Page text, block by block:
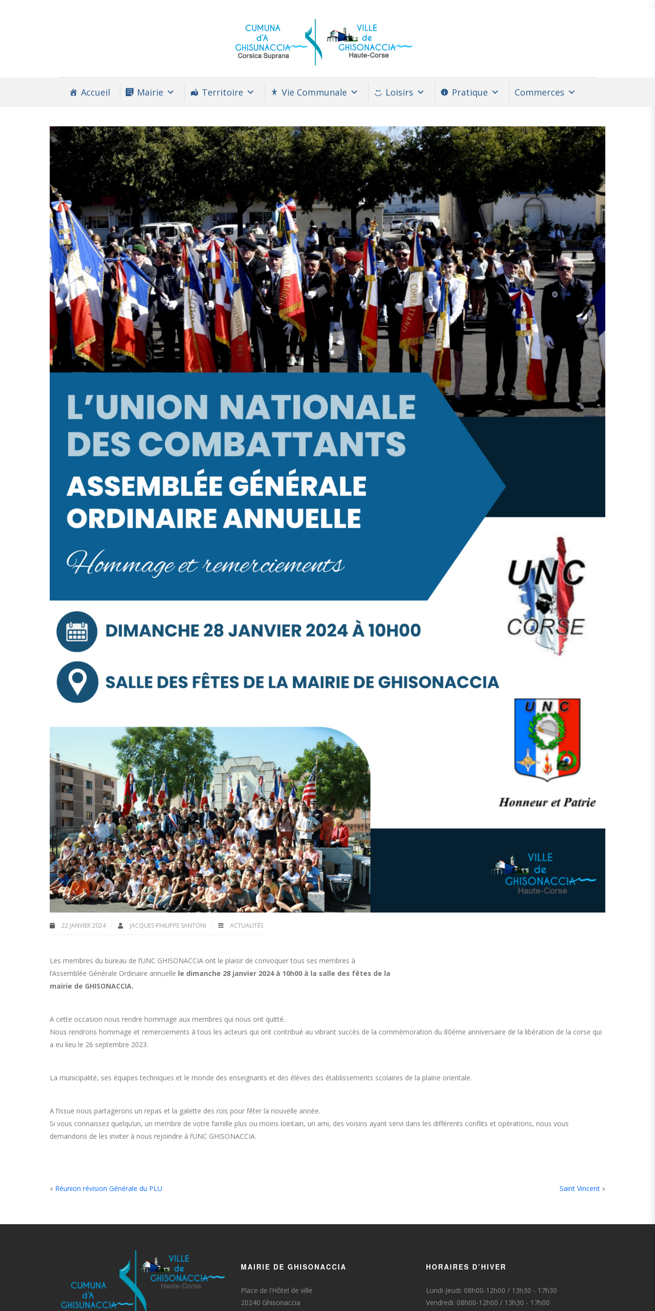
Accueil Mairie Territoire Vie Communale Loisirs Pratique Commerces
22 JANVIER 2024 JACQUES-PHILIPPE SANTONI ACTUALITÉS
Les membres du bureau de l’UNC GHISONACCIA ont le plaisir de convoquer tous ses membres à
l’Assemblée Générale Ordinaire annuelle le dimanche 28 janvier 2024 à 10h00 à la salle des fêtes de la
mairie de GHISONACCIA.
A cette occasion nous rendre hommage aux membres qui nous ont quitté.
Nous rendrons hommage et remerciements à tous les acteurs qui ont contribué au vibrant succès de la commémoration du 80éme anniversaire de la libération de la corse qui
a eu lieu le 26 septembre 2023.
La municipalité, ses équipes techniques et le monde des enseignants et des élèves des établissements scolaires de la plaine orientale.
A l’issue nous partagerons un repas et la galette des rois pour fêter la nouvelle année.
Si vous connaissez quelqu’un, un membre de votre famille plus ou moins lointain, un ami, des voisins ayant servi dans les différents conflits et opérations, nous vous
demandons de les inviter à nous rejoindre à l’UNC GHISONACCIA.
« Réunion révision Générale du PLU Saint Vincent »
MAIRIE DE GHISONACCIA
Place de l’Hôtel de ville
20240 Ghisonaccia
HORAIRES D’HIVER
Lundi-Jeudi: 08h00-12h00 / 13h30 - 17h30
Vendredi: 08h00-12h00 / 13h30 - 17h00